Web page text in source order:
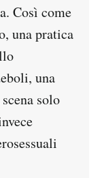
Così come
una pratica
una
solo